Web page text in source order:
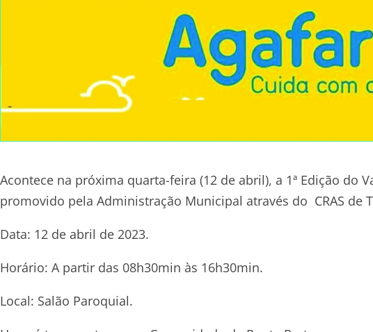
Acontece na próxima quarta-feira (12 de abril), a 1ª Edição do
promovido pela Administração Municipal através do CRAS de
Data: 12 de abril de 2023.
Horário: A partir das 08h30min às 16h30min.
Local: Salão Paroquial.